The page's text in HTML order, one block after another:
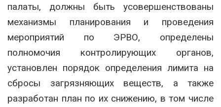
палаты, должны быть усовершенствованы
механизмы планирования и проведения
мероприятий по ЭРВО, определены
полномочия контролирующих органов,
установлен порядок определения лимита на
сбросы загрязняющих веществ, а также
разработан план по их снижению, в том числе